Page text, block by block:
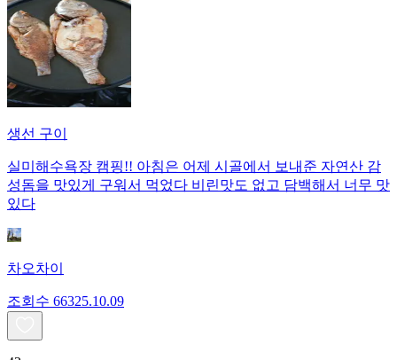
생선 구이
실미해수욕장 캠핑!! 아침은 어제 시골에서 보내준 자연산 감
성돔을 맛있게 구워서 먹었다 비린맛도 없고 담백해서 너무 맛
있다
차오차이
조회수 66325.10.09